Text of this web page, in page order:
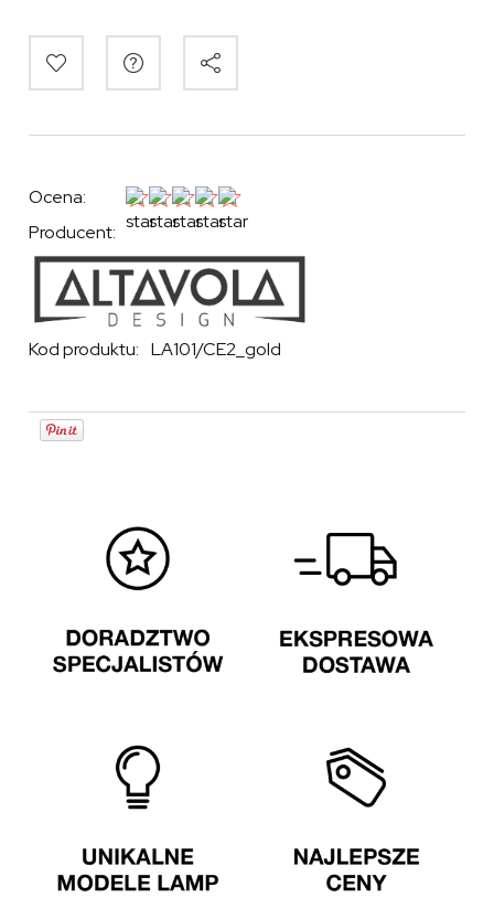
Ocena:
Producent:
Kod produktu: LA101/CE2_gold